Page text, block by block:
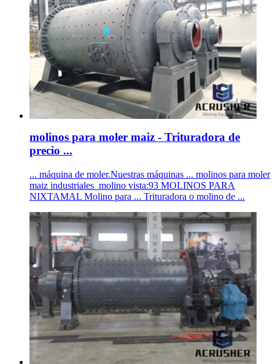
molinos para moler maiz - Trituradora de
precio ...
... máquina de moler.Nuestras máquinas ... molinos para moler
maiz industriales_molino vista:93 MOLINOS PARA
NIXTAMAL Molino para ... Trituradora o molino de ...